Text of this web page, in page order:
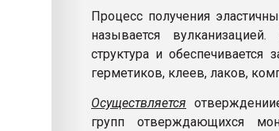
Процесс получения
называется
структура и обеспечивается
герметиков, клеев, лаков,
Осуществляется
групп отверждающихся